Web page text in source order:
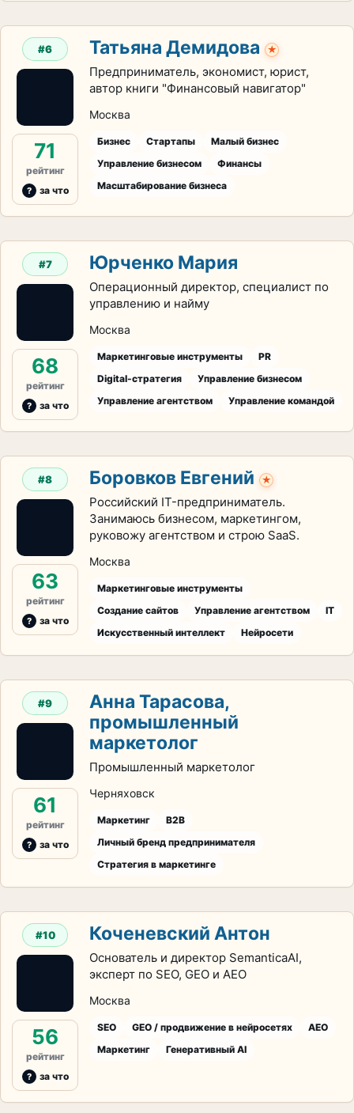
#6
71
рейтинг
за что
Татьяна Демидова ★
Предприниматель, экономист, юрист,
автор книги "Финансовый навигатор"
Москва
Бизнес Стартапы
Малый бизнес
Управление бизнесом
Финансы
Масштабирование бизнеса
#7
68
рейтинг
за что
Юрченко Мария
Операционный директор, специалист по
управлению и найму
Москва
Маркетинговые инструменты
PR
Digital-стратегия
Управление бизнесом
Управление агентством
Управление командой
#8
63
рейтинг
за что
Боровков Евгений ★
Российский IT-предприниматель.
Занимаюсь бизнесом, маркетингом,
руковожу агентством и строю SaaS.
Москва
Маркетинговые инструменты
Создание сайтов
Управление агентством
IT
Искусственный интеллект
Нейросети
#9
61
рейтинг
за что
Анна Тарасова,
промышленный
маркетолог
Промышленный маркетолог
Черняховск
Маркетинг
B2B
Личный бренд предпринимателя
Стратегия в маркетинге
#10
56
рейтинг
за что
Коченевский Антон
Основатель и директор SemanticaAI,
эксперт по SEO, GEO и AEO
Москва
SEO GEO / продвижение в нейросетях
AEO
Маркетинг
Генеративный AI